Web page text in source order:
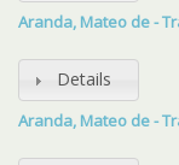
Aranda, Mateo de -
Details
Aranda, Mateo de -